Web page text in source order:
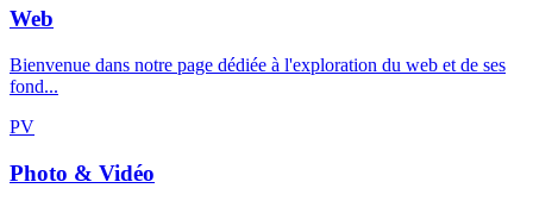
Web
Bienvenue dans notre page dédiée à l'exploration du web et de ses
fond...
PV
Photo & Vidéo